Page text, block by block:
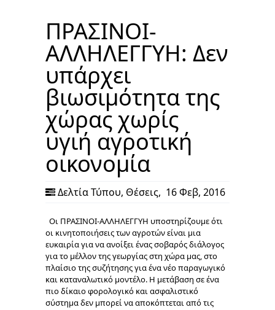
ΠΡΑΣΙΝΟΙ-
ΑΛΛΗΛΕΓΓΥΗ: Δεν
υπάρχει
βιωσιμότητα της
χώρας χωρίς
υγιή αγροτική
οικονομία
Δελτία Τύπου, Θέσεις, 16 Φεβ, 2016
Οι ΠΡΑΣΙΝΟΙ-ΑΛΛΗΛΕΓΓΥΗ υποστηρίζουμε ότι
οι κινητοποιήσεις των αγροτών είναι μια
ευκαιρία για να ανοίξει ένας σοβαρός διάλογος
για το μέλλον της γεωργίας στη χώρα μας, στο
πλαίσιο της συζήτησης για ένα νέο παραγωγικό
και καταναλωτικό μοντέλο. Η μετάβαση σε ένα
πιο δίκαιο φορολογικό και ασφαλιστικό
σύστημα δεν μπορεί να αποκόπτεται από τις